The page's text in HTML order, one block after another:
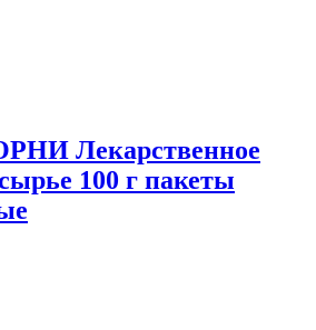
Лекарственное
100 г пакеты